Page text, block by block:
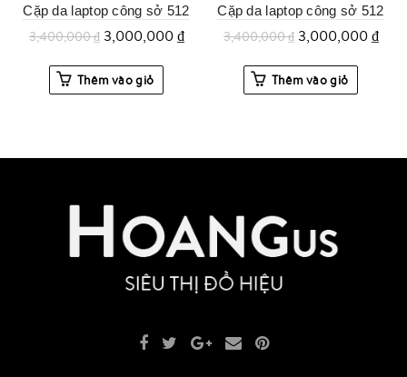
Cặp da laptop công sở 512
3,400,000₫ 3,000,000₫
Thêm vào giỏ
Cặp da laptop công sở 512
3,400,000₫ 3,000,000₫
Thêm vào giỏ